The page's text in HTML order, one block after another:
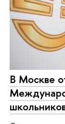
В Москве